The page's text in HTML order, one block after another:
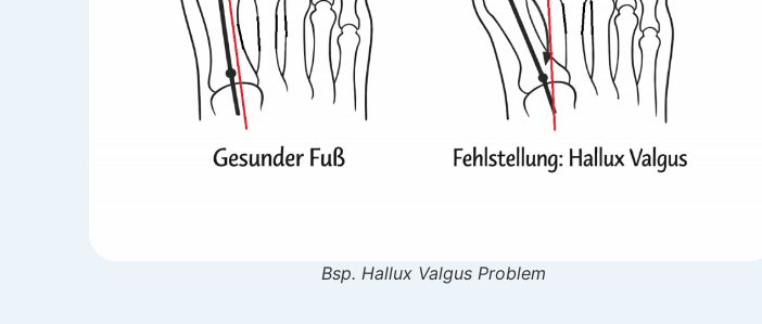
Bsp. Hallux Valgus Problem